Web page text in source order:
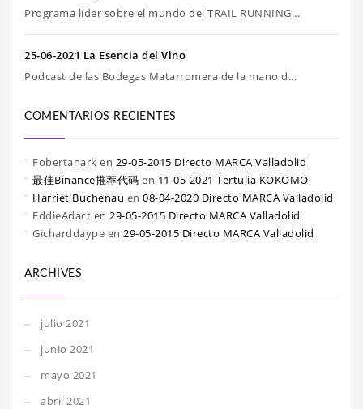
Programa líder sobre el mundo del TRAIL RUNNING...
25-06-2021 La Esencia del Vino
Podcast de las Bodegas Matarromera de la mano d...
COMENTARIOS RECIENTES
Fobertanark en 29-05-2015 Directo MARCA Valladolid
最佳Binance推荐代码 en 11-05-2021 Tertulia KOKOMO
Harriet Buchenau en 08-04-2020 Directo MARCA Valladolid
EddieAdact en 29-05-2015 Directo MARCA Valladolid
Gicharddaype en 29-05-2015 Directo MARCA Valladolid
ARCHIVES
julio 2021
junio 2021
mayo 2021
abril 2021